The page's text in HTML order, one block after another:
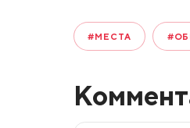
#МЕСТА